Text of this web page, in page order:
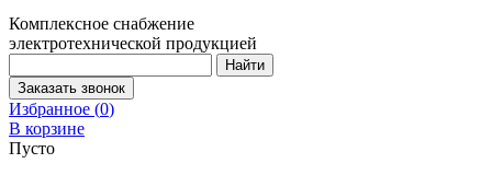
Комплексное снабжение
электротехнической продукцией
Избранное (0)
В корзине
Пусто